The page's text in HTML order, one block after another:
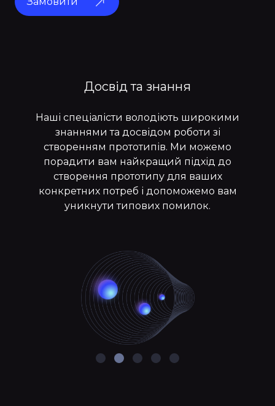
Досвід та знання
Наші спеціалісти володіють широкими
знаннями та досвідом роботи зі
створенням прототипів. Ми можемо
порадити вам найкращий підхід до
створення прототипу для ваших
конкретних потреб і допоможемо вам
уникнути типових помилок.